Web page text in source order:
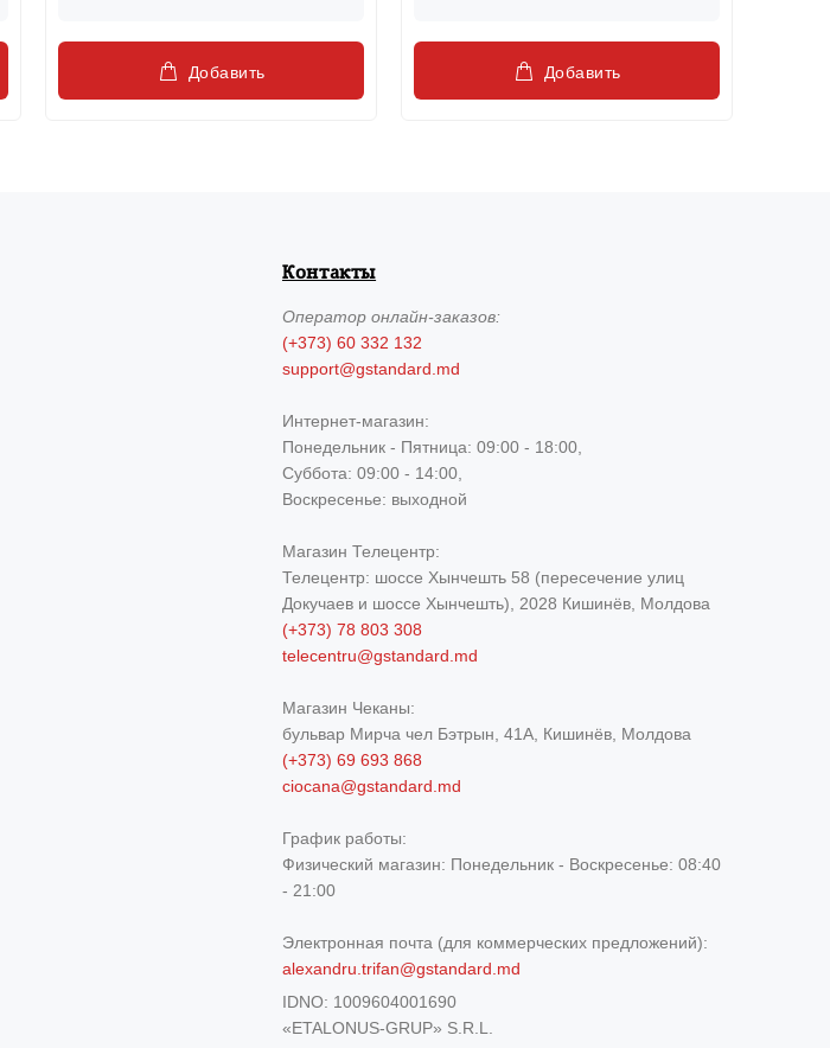
Добавить Добавить
Контакты
Операторонлайн-заказов:
(+373) 60 332 132
support@gstandard.md
Интернет-магазин:
Понедельник - Пятница: 09:00 - 18:00,
Суббота: 09:00 - 14:00,
Воскресенье: выходной
Магазин Телецентр:
Телецентр: шоссе Хынчешть 58 (пересечение улиц
Докучаев и шоссе Хынчешть), 2028 Кишинёв, Молдова
(+373) 78 803 308
telecentru@gstandard.md
Магазин Чеканы:
бульвар Мирча чел Бэтрын, 41A, Кишинёв, Молдова
(+373) 69 693 868
ciocana@gstandard.md
График работы:
Физический магазин: Понедельник - Воскресенье: 08:40
- 21:00
Электронная почта (для коммерческих предложений):
alexandru.trifan@gstandard.md
IDNO: 1009604001690
«ETALONUS-GRUP» S.R.L.